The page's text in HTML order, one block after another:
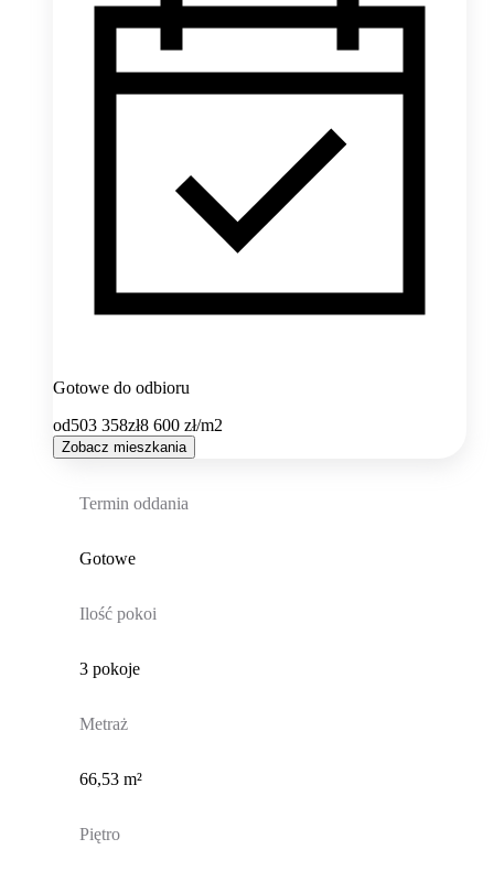
Gotowe do odbioru
od503 358zł8 600 zł/m2
Zobacz mieszkania
Termin oddania
Gotowe
Ilość pokoi
3 pokoje
Metraż
66,53 m²
Piętro